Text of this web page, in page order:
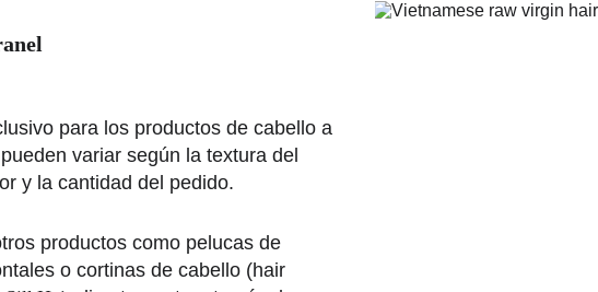
para los productos de cabello a
variar según la textura del
y la cantidad del pedido.
productos como pelucas de
o cortinas de cabello (hair